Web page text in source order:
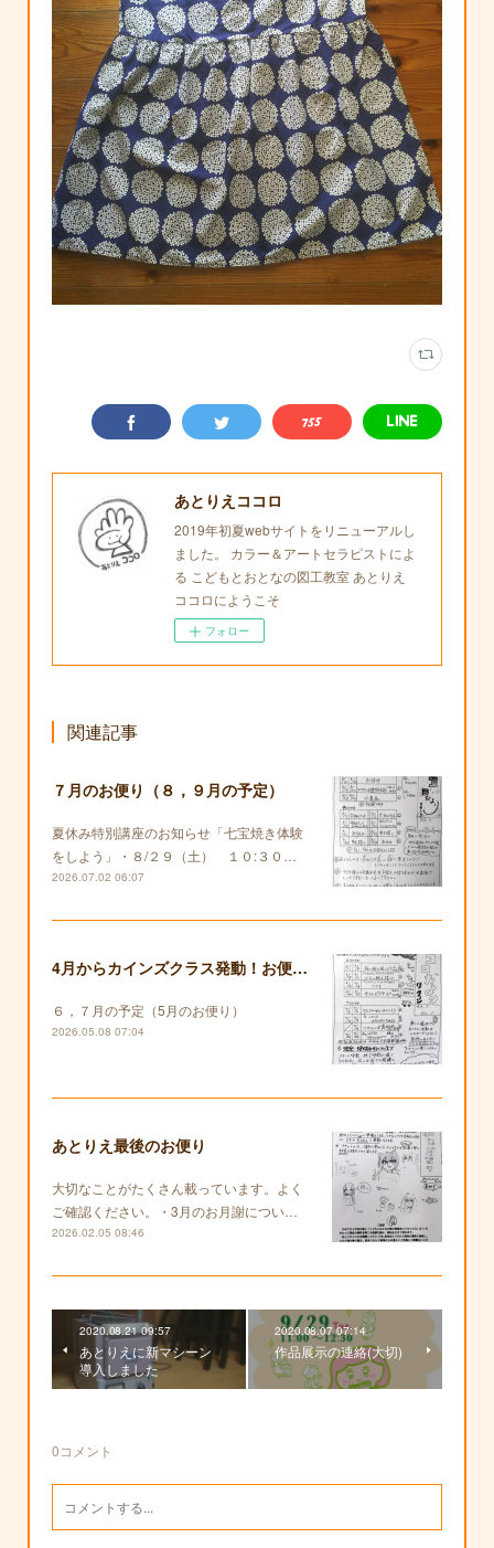
あとりえココロ
2019年初夏webサイトをリニューアルし
ました。 カラー＆アートセラピストによ
る こどもとおとなの図工教室 あとりえ
ココロにようこそ
フォロー
関連記事
７月のお便り（８，９月の予定）
夏休み特別講座のお知らせ「七宝焼き体験
をしよう」・８/２９（土） １０:３０…
2026.07.02 06:07
4月からカインズクラス発動！お便りも復活します！
６，７月の予定（5月のお便り）
2026.05.08 07:04
あとりえ最後のお便り
大切なことがたくさん載っています。よく
ご確認ください。・3月のお月謝につい…
2026.02.05 08:46
2020.08.21 09:57
あとりえに新マシーン
導入しました
2020.08.07 07:14
作品展示の連絡(大切)
0コメント